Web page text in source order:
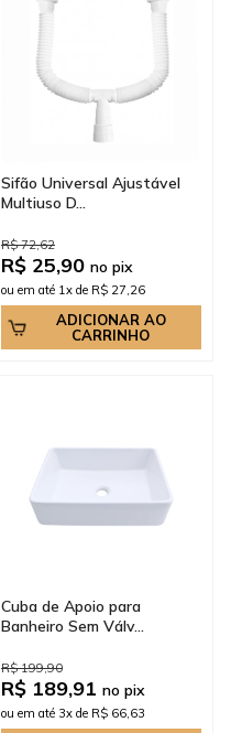
Sifão Universal Ajustável
Multiuso D...
R$ 72,62
R$ 25,90 no pix
ou em até 1x de R$ 27,26
ADICIONAR AO
CARRINHO
Cuba de Apoio para
Banheiro Sem Válv...
R$ 199,90
R$ 189,91 no pix
ou em até 3x de R$ 66,63